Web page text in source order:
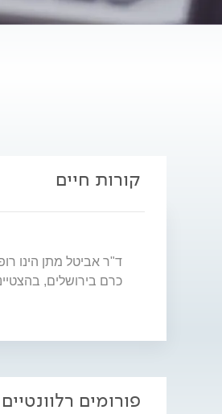
קורות חיים
כרם בירושלים,
פורומים רלוונטיים